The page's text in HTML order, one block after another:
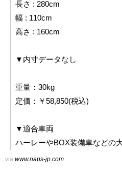
長さ : 280cm
幅 : 110cm
高さ : 160cm
▼内寸データなし
重量：30kg
定価：￥58,850(税込)
▼適合車両
ハーレーやBOX装備車などの
via www.naps-jp.com